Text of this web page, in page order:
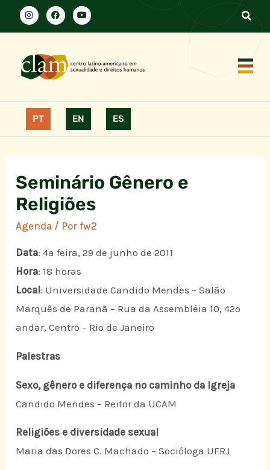
PT EN ES
Seminário Gênero e
Religiões
Agenda / Porfw2
Data: 4a feira, 29 de junho de 2011
Hora: 18 horas
Local: Universidade Candido Mendes – Salão
Marquês de Paranã – Rua da Assembléia 10, 42º
andar, Centro – Rio de Janeiro
Palestras
Sexo, gênero e diferença no caminho da Igreja
Candido Mendes – Reitor da UCAM
Religiões e diversidade sexual
Maria das Dores C. Machado – Socióloga UFRJ